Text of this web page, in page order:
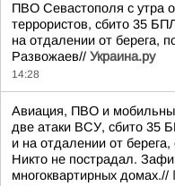
ПВО Севастополя с утра
террористов, сбито 35
на отдалении от берега,
Развожаев// Украина.ру
14:28
Авиация, ПВО и
две атаки ВСУ, сбито 35
и на отдалении от
Никто не пострадал.
многоквартирных домах.//